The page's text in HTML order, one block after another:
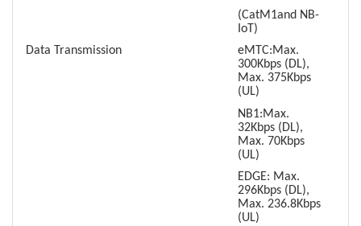
(CatM1and NB-
IoT)
Data Transmission
eMTC:Max.
300Kbps (DL),
Max. 375Kbps
(UL)
NB1:Max.
32Kbps (DL),
Max. 70Kbps
(UL)
EDGE: Max.
296Kbps (DL),
Max. 236.8Kbps
(UL)